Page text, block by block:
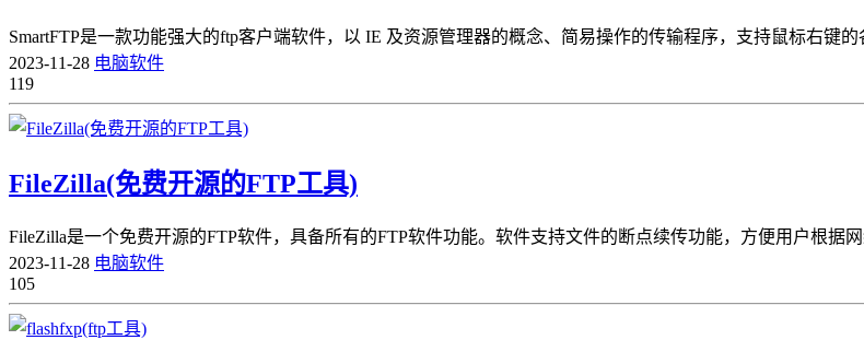
​SmartFTP是一款功能强大的ftp客户端软件，以 IE 及资源管理器的概念、简易操作的传输程序，支持鼠标右键
2023-11-28 电脑软件
119
FileZilla(免费开源的FTP工具)
​FileZilla是一个免费开源的FTP软件，具备所有的FTP软件功能。软件支持文件的断点续传功能，方便用户根据
2023-11-28 电脑软件
105